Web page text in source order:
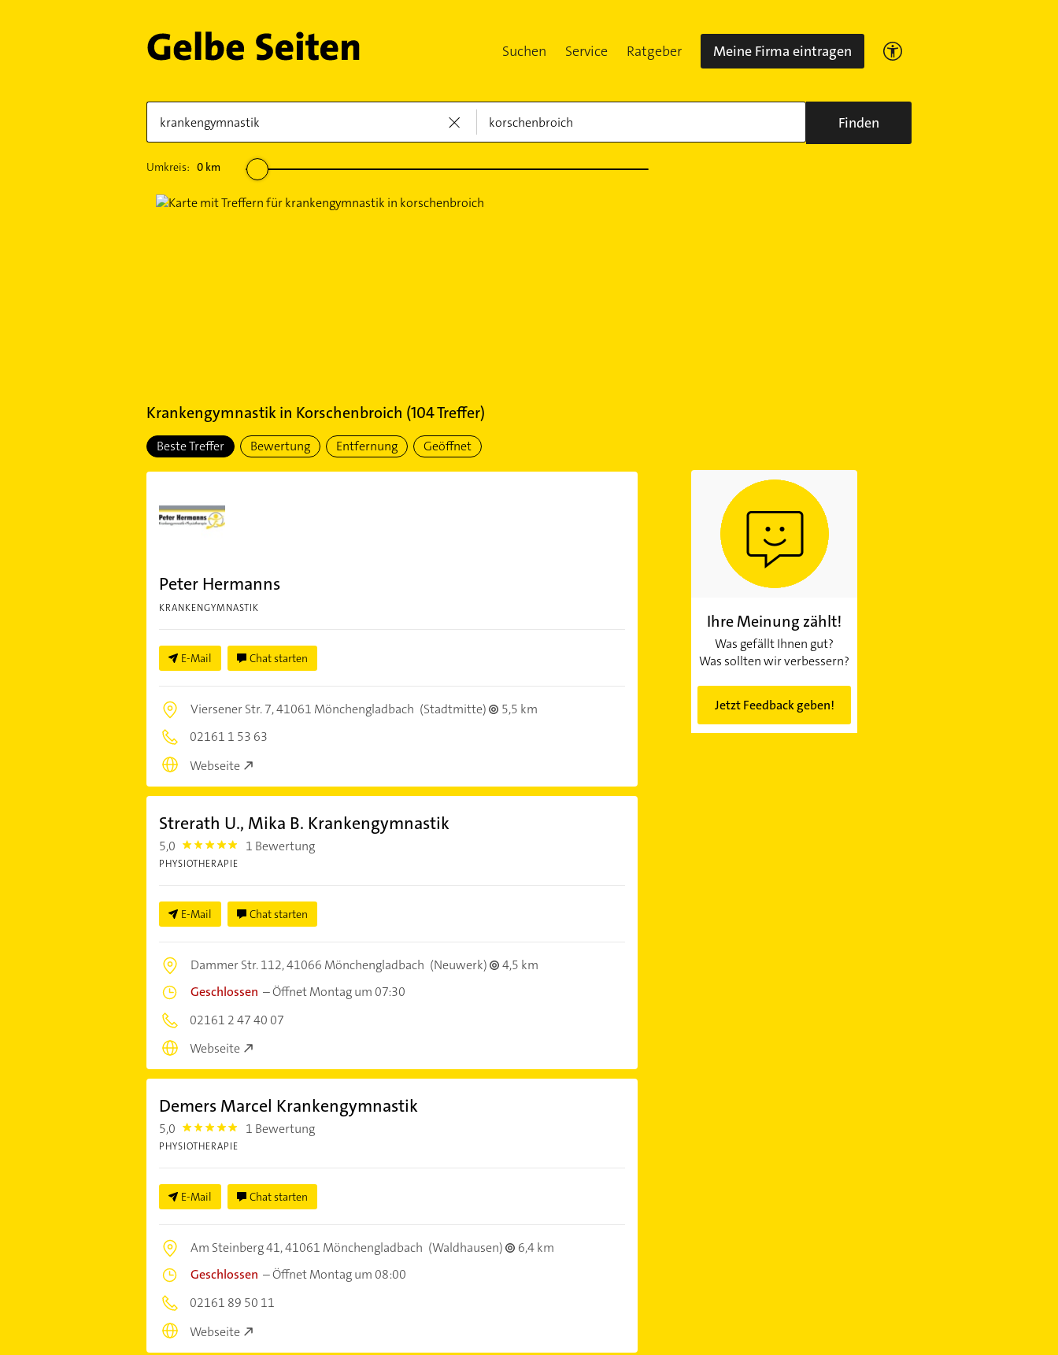
Suchen Service Ratgeber Meine Firma eintragen
Finden
Umkreis: 0km
Krankengymnastikin Korschenbroich (104Treffer)
Beste Treffer Bewertung Entfernung Geöffnet
Peter Hermanns
KRANKENGYMNASTIK
E-Mail Chat starten
Viersener Str. 7,41061 Mönchengladbach (Stadtmitte)
5,5 km
02161 1 53 63
Webseite
Strerath U., Mika B. Krankengymnastik
5,0 5.0 1 Bewertung
PHYSIOTHERAPIE
E-Mail Chat starten
Dammer Str. 112,41066 Mönchengladbach (Neuwerk)
4,5 km
Geschlossen –Öffnet Montag um 07:30
02161 2 47 40 07
Webseite
Demers Marcel Krankengymnastik
5,0 5.0 1 Bewertung
PHYSIOTHERAPIE
E-Mail Chat starten
Am Steinberg 41,41061 Mönchengladbach (Waldhausen)
6,4 km
Geschlossen –Öffnet Montag um 08:00
02161 89 50 11
Webseite
Ihre Meinung zählt!
Was gefällt Ihnen gut?
Was sollten wir verbessern?
Jetzt Feedback geben!